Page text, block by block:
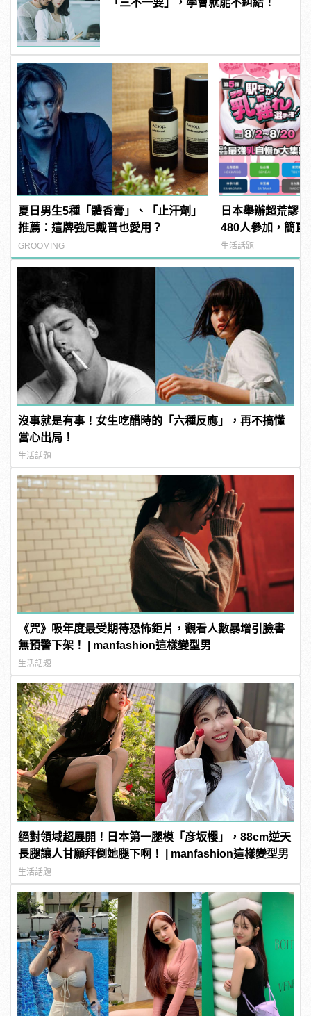
「三不一要」，學會就能不糾結！
夏日男生5種「體香膏」、「止汗劑」
推薦：這牌強尼戴普也愛用？
GROOMING
日本舉辦超荒謬
480人參加，簡直
manfashion這樣
生活話題
沒事就是有事！女生吃醋時的「六種反應」，再不搞懂
當心出局！
生活話題
《咒》吸年度最受期待恐怖鉅片，觀看人數暴增引臉書
無預警下架！ | manfashion這樣變型男
生活話題
絕對領域超展開！日本第一腿模「彦坂櫻」，88cm逆天
長腿讓人甘願拜倒她腿下啊！ | manfashion這樣變型男
生活話題